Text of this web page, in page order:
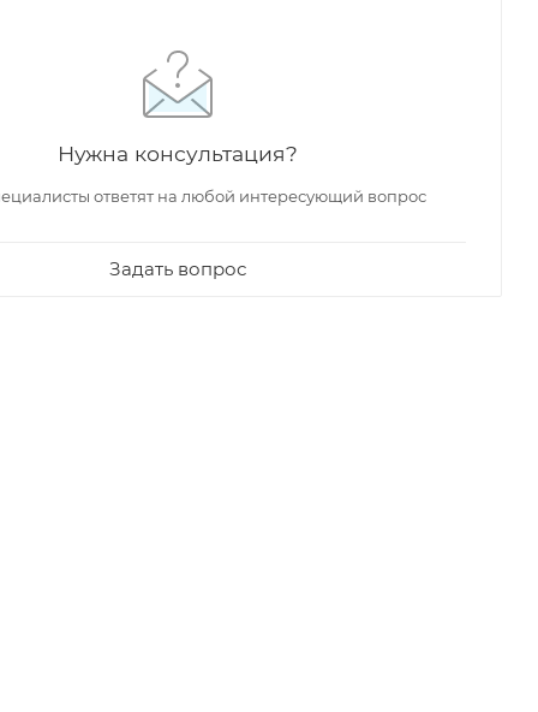
Нужна консультация?
ответят на любой интересующий вопрос
Задать вопрос